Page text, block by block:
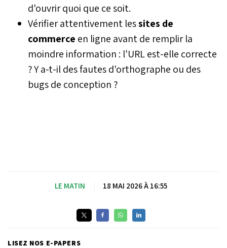
d'ouvrir quoi que ce soit.
Vérifier attentivement lessites de
commerce en ligne avant de remplir la
moindre information : l'URL est-elle correcte
? Y a-t-il des fautes d'orthographe ou des
bugs de conception ?
LE MATIN 18 MAI 2026 À 16:55
LISEZ NOS E-PAPERS